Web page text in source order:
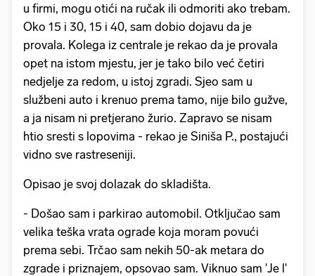
u firmi, mogu otići na ručak ili odmoriti ako trebam.
Oko 15 i 30, 15 i 40, sam dobio dojavu da je
provala. Kolega iz centrale je rekao da je provala
opet na istom mjestu, jer je tako bilo već četiri
nedjelje za redom, u istoj zgradi. Sjeo sam u
službeni auto i krenuo prema tamo, nije bilo gužve,
a ja nisam ni pretjerano žurio. Zapravo se nisam
htio sresti s lopovima - rekao je Siniša P., postajući
vidno sve rastreseniji.
Opisao je svoj dolazak do skladišta.
- Došao sam i parkirao automobil. Otključao sam
velika teška vrata ograde koja moram povući
prema sebi. Trčao sam nekih 50-ak metara do
zgrade i priznajem, opsovao sam. Viknuo sam 'Je l'